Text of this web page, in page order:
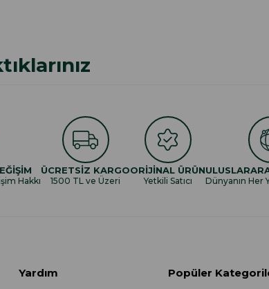
Hakkı
ÜCRETSİZ KARGO
1500 TL ve Üzeri
ORİJİNAL ÜRÜN
Yetkili Satıcı Dünyanın Her
Yardım Popüler